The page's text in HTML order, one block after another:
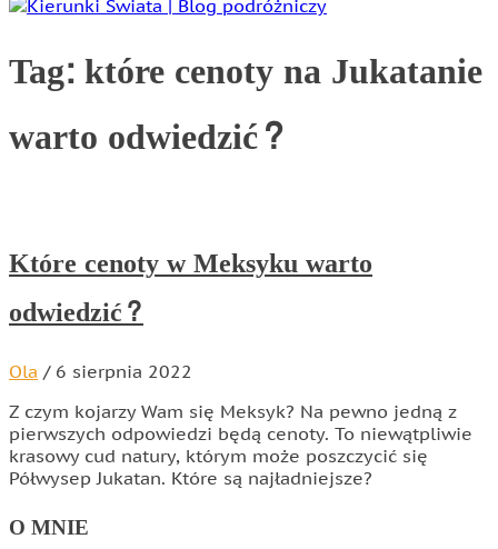
Tag:które cenoty na Jukatanie
warto odwiedzić?
Które cenoty w Meksyku warto
odwiedzić?
Ola / 6 sierpnia 2022
Z czym kojarzy Wam się Meksyk? Na pewno jedną z
pierwszych odpowiedzi będą cenoty. To niewątpliwie
krasowy cud natury, którym może poszczycić się
Półwysep Jukatan. Które są najładniejsze?
O MNIE